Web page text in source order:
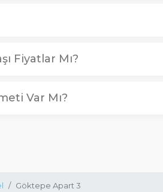
Fiyatlar Mı?
Var Mı?
Göktepe Apart 3